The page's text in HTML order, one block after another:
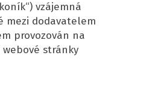
vzájemná
mezi dodavatelem
provozován na
stránky